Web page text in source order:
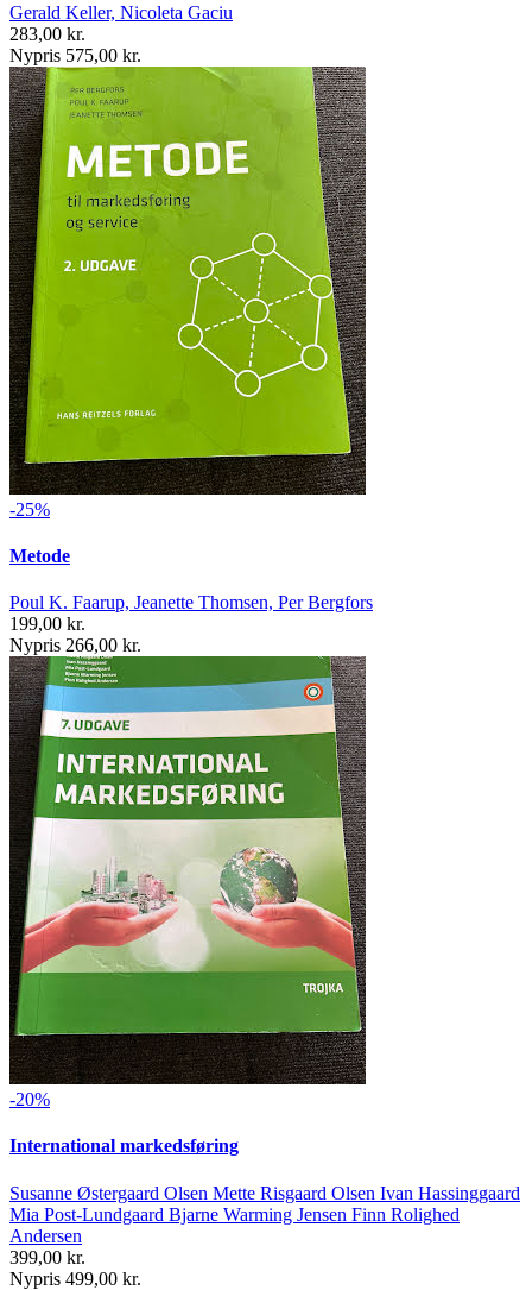
Gerald Keller, Nicoleta Gaciu
283,00 kr.
Nypris 575,00 kr.
-25%
Metode
Poul K. Faarup, Jeanette Thomsen, Per Bergfors
199,00 kr.
Nypris 266,00 kr.
-20%
International markedsføring
Susanne Østergaard Olsen Mette Risgaard Olsen Ivan Hassinggaard
Mia Post-Lundgaard Bjarne Warming Jensen Finn Rolighed
Andersen
399,00 kr.
Nypris 499,00 kr.